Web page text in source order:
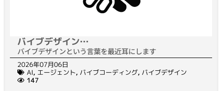
バイブデザイン…
バイブデザインという言葉を最近耳にします
2026年07月06日
AI, エージェント, バイブコーディング, バイブデザイン
147